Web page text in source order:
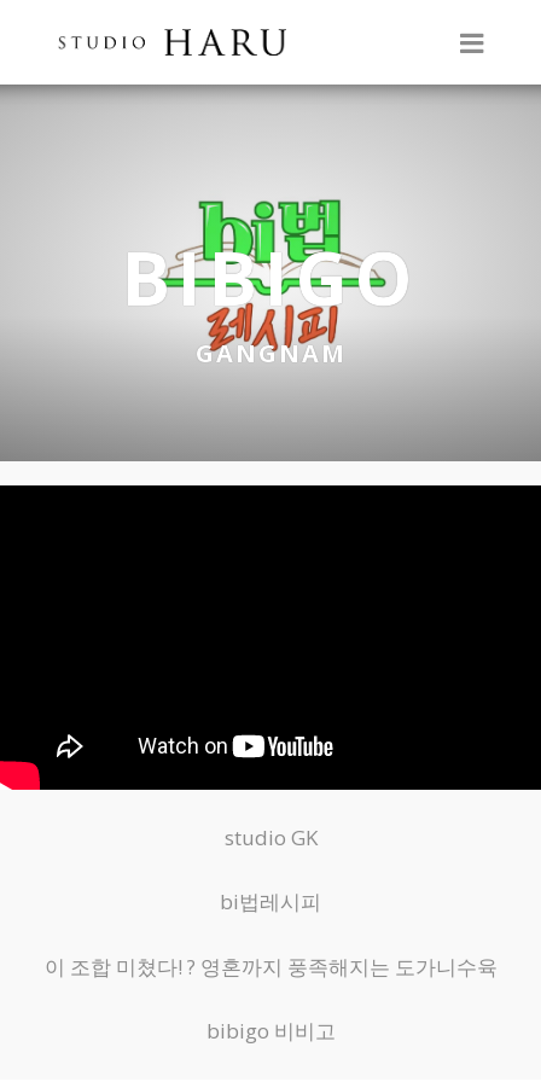
BIBIGO
GANGNAM
studio GK
bi법레시피
이 조합 미쳤다! ? 영혼까지 풍족해지는 도가니수육
bibigo 비비고